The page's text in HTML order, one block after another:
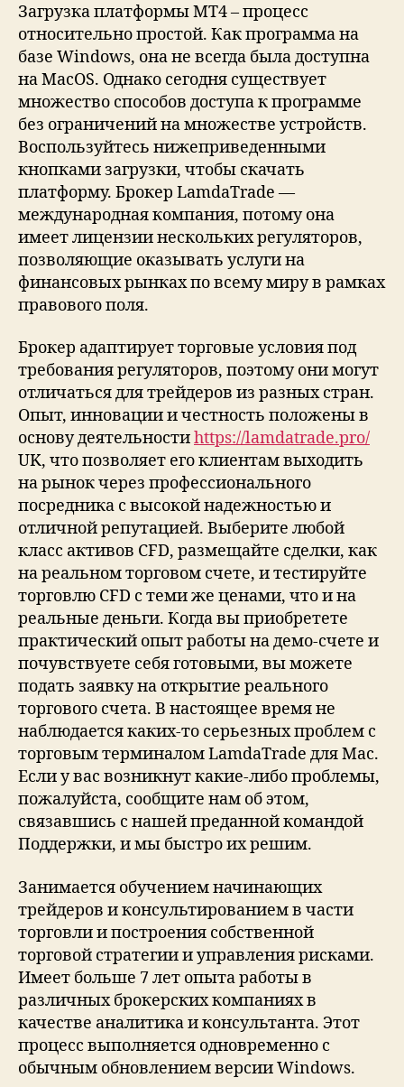
Загрузка платформы MT4 – процесс
относительно простой. Как программа на
базе Windows, она не всегда была доступна
на MacOS. Однако сегодня существует
множество способов доступа к программе
без ограничений на множестве устройств.
Воспользуйтесь нижеприведенными
кнопками загрузки, чтобы скачать
платформу. Брокер LamdaTrade —
международная компания, потому она
имеет лицензии нескольких регуляторов,
позволяющие оказывать услуги на
финансовых рынках по всему миру в рамках
правового поля.
Брокер адаптирует торговые условия под
требования регуляторов, поэтому они могут
отличаться для трейдеров из разных стран.
Опыт, инновации и честность положены в
основу деятельностиhttps://lamdatrade.pro/
UK, что позволяет его клиентам выходить
на рынок через профессионального
посредника с высокой надежностью и
отличной репутацией. Выберите любой
класс активов CFD, размещайте сделки, как
на реальном торговом счете, и тестируйте
торговлю CFD с теми же ценами, что и на
реальные деньги. Когда вы приобретете
практический опыт работы на демо-счете и
почувствуете себя готовыми, вы можете
подать заявку на открытие реального
торгового счета. В настоящее время не
наблюдается каких-то серьезных проблем с
торговым терминалом LamdaTrade для Mac.
Если у вас возникнут какие-либо проблемы,
пожалуйста, сообщите нам об этом,
связавшись с нашей преданной командой
Поддержки, и мы быстро их решим.
Занимается обучением начинающих
трейдеров и консультированием в части
торговли и построения собственной
торговой стратегии и управления рисками.
Имеет больше 7 лет опыта работы в
различных брокерских компаниях в
качестве аналитика и консультанта. Этот
процесс выполняется одновременно с
обычным обновлением версии Windows.